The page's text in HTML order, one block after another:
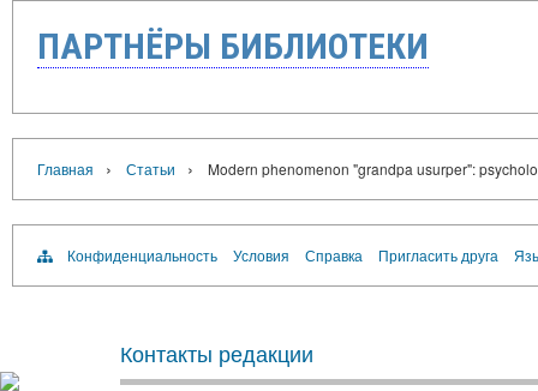
ПАРТНЁРЫ БИБЛИОТЕКИ
Главная › Статьи › Modern phenomenon "grandpa usurper":
Конфиденциальность Условия Справка Пригласить друга
Контакты редакции